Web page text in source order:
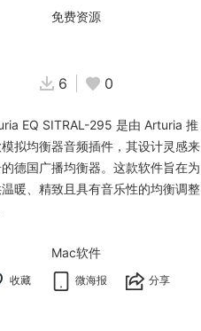
免费资源
6 0
EQ SITRAL-295 是由 Arturia 推
拟均衡器音频插件，其设计灵感来
德国广播均衡器。这款软件旨在为
暖、精致且具有音乐性的均衡调整
Mac软件
微海报 分享